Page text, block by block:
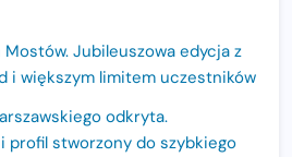
Mostów. Jubileuszowa edycja z
i większym limitem uczestników
odkryta.
profil stworzony do szybkiego